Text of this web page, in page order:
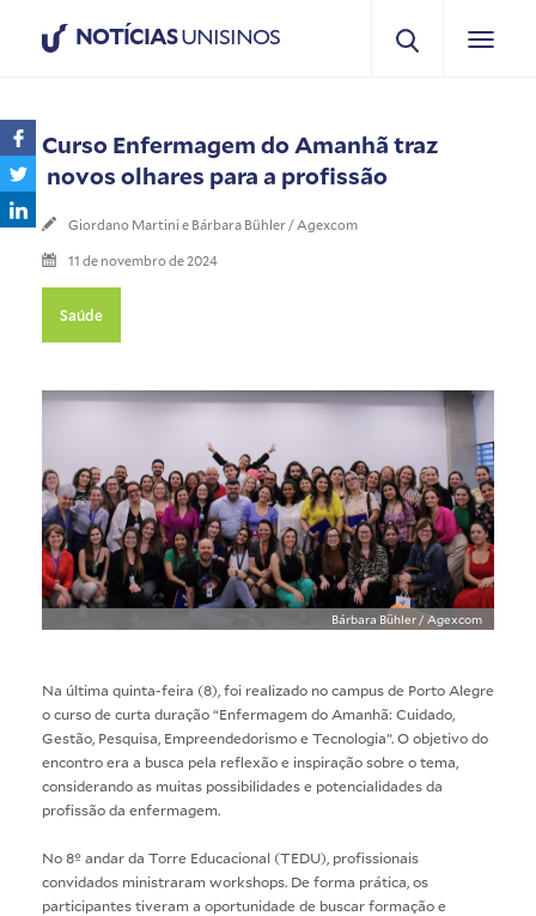
NOTÍCIASUNISINOS
Curso Enfermagem do Amanhã traz
novos olhares para a profissão
Giordano Martini e Bárbara Bühler / Agexcom
11 de novembro de 2024
Saúde
Bárbara Bühler / Agexcom
Na última quinta-feira (8), foi realizado no campus de Porto Alegre
o curso de curta duração “Enfermagem do Amanhã: Cuidado,
Gestão, Pesquisa, Empreendedorismo e Tecnologia”. O objetivo do
encontro era a busca pela reflexão e inspiração sobre o tema,
considerando as muitas possibilidades e potencialidades da
profissão da enfermagem.
No 8º andar da Torre Educacional (TEDU), profissionais
convidados ministraram workshops. De forma prática, os
participantes tiveram a oportunidade de buscar formação e